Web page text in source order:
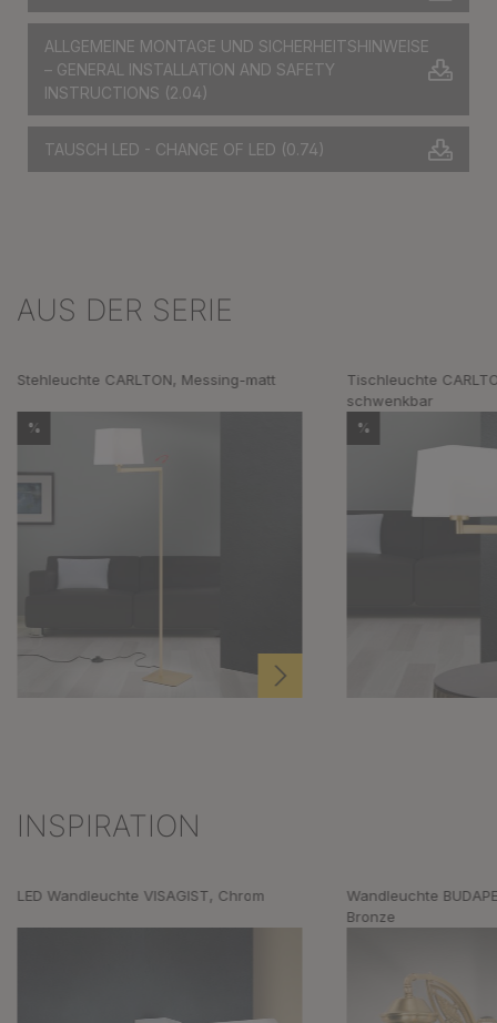
ALLGEMEINE MONTAGE UND SICHERHEITSHINWEISE
– GENERAL INSTALLATION AND SAFETY
INSTRUCTIONS (2.04)
TAUSCH LED - CHANGE OF LED (0.74)
Produktgalerie überspringen
AUS DER SERIE
Stehleuchte CARLTON, Messing-matt
%
Tischleuchte
schwenkbar
%
Produktgalerie überspringen
INSPIRATION
LED Wandleuchte VISAGIST, Chrom
Wandleuchte
Bronze